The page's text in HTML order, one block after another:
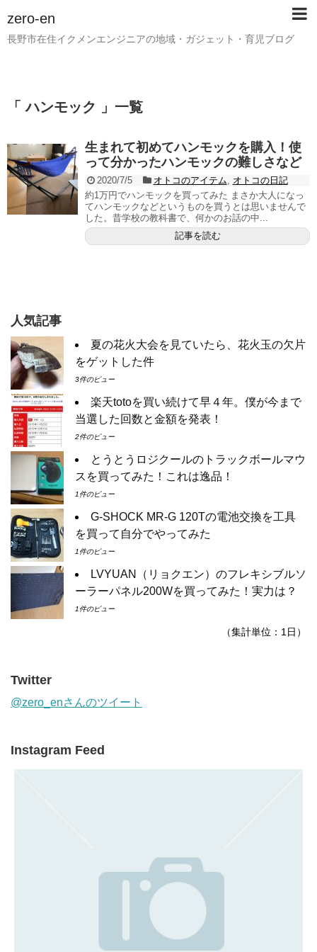
zero-en
長野市在住イクメンエンジニアの地域・ガジェット・育児ブログ
「 ハンモック 」一覧
生まれて初めてハンモックを購入！使
って分かったハンモックの難しさなど
2020/7/5 オトコのアイテム
オトコの日記
約1万円でハンモックを買ってみた まさか大人になっ
てハンモックなどというものを買うとは思いませんで
した。昔学校の教科書で、何かのお話の中...
記事を読む
人気記事
夏の花火大会を見ていたら、花火玉の欠片
をゲットした件
3件のビュー
楽天totoを買い続けて早４年。僕が今まで
当選した回数と金額を発表！
2件のビュー
とうとうロジクールのトラックボールマウ
スを買ってみた！これは逸品！
1件のビュー
G-SHOCK MR-G 120Tの電池交換を工具
を買って自分でやってみた
1件のビュー
LVYUAN（リョクエン）のフレキシブルソ
ーラーパネル200Wを買ってみた！実力は？
1件のビュー
（集計単位：1日）
Twitter
@zero_enさんのツイート
Instagram Feed